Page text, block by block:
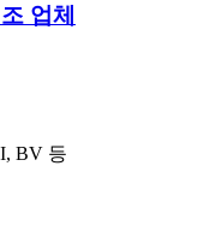
업체
BV 등